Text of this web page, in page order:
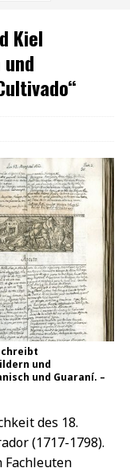
Kiel
und
und Guaraní. –
des 18.
(1717-1798).